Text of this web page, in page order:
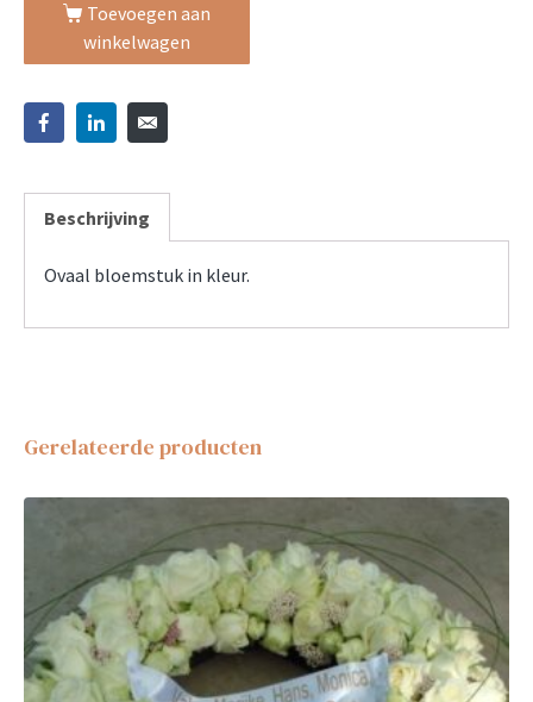
Toevoegen aan
winkelwagen
Beschrijving
Ovaal bloemstuk in kleur.
Gerelateerde producten